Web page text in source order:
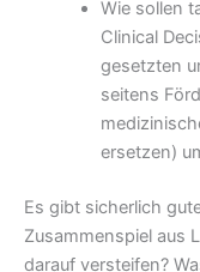
Wie sollen
Clinical
gesetzten
seitens
ersetzen)
Es gibt sicherlich
Zusammenspiel aus
darauf versteifen?